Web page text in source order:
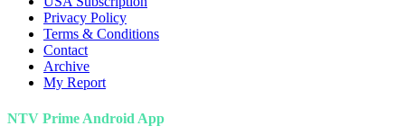
Privacy Policy
Terms & Conditions
Contact
Archive
My Report
NTV Prime Android App